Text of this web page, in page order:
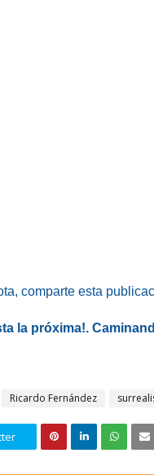
, comparte esta
la próxima!.
Ricardo Fernández